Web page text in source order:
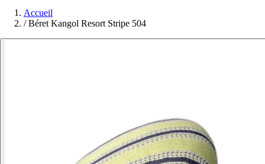
Accueil
/ Béret Kangol Resort Stripe 504